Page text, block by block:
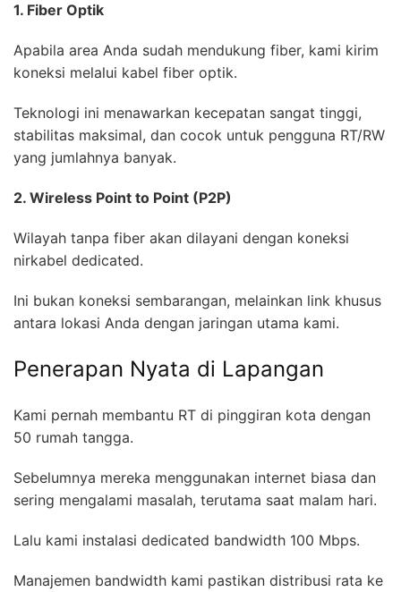
1. Fiber Optik
Apabila area Anda sudah mendukung fiber, kami kirim
koneksi melalui kabel fiber optik.
Teknologi ini menawarkan kecepatan sangat tinggi,
stabilitas maksimal, dan cocok untuk pengguna RT/RW
yang jumlahnya banyak.
2. Wireless Point to Point (P2P)
Wilayah tanpa fiber akan dilayani dengan koneksi
nirkabel dedicated.
Ini bukan koneksi sembarangan, melainkan link khusus
antara lokasi Anda dengan jaringan utama kami.
Penerapan Nyata di Lapangan
Kami pernah membantu RT di pinggiran kota dengan
50 rumah tangga.
Sebelumnya mereka menggunakan internet biasa dan
sering mengalami masalah, terutama saat malam hari.
Lalu kami instalasi dedicated bandwidth 100 Mbps.
Manajemen bandwidth kami pastikan distribusi rata ke